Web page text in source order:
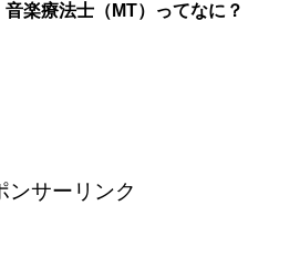
音楽療法士（MT）ってなに？
ンサーリンク